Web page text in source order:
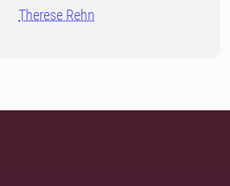
Therese Rehn